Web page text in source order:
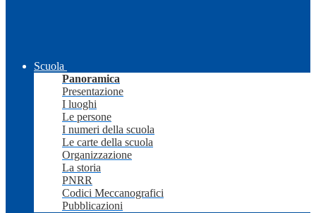
Scuola
Panoramica
Presentazione
I luoghi
Le persone
I numeri della scuola
Le carte della scuola
Organizzazione
La storia
PNRR
Codici Meccanografici
Pubblicazioni